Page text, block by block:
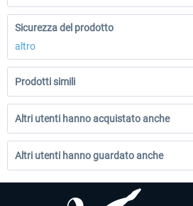
Sicurezza del prodotto
altro
Prodotti simili
Altri utenti hanno acquistato anche
Altri utenti hanno guardato anche